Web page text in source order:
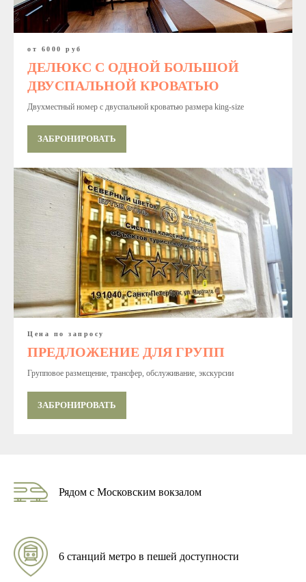
от 6000 руб
ДЕЛЮКС С ОДНОЙ БОЛЬШОЙ
ДВУСПАЛЬНОЙ КРОВАТЬЮ
Двухместный номер с двуспальной кроватью размера king-size
ЗАБРОНИРОВАТЬ
Цена по запросу
ПРЕДЛОЖЕНИЕ ДЛЯ ГРУПП
Групповое размещение, трансфер, обслуживание, экскурсии
ЗАБРОНИРОВАТЬ
Рядом с Московским вокзалом
6 станций метро в пешей доступности